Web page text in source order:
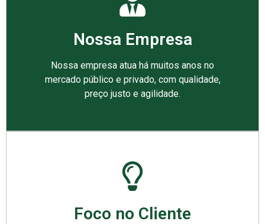
Nossa Empresa
Nossa empresa atua há muitos anos no
mercado público e privado, com qualidade,
preço justo e agilidade.
Foco no Cliente